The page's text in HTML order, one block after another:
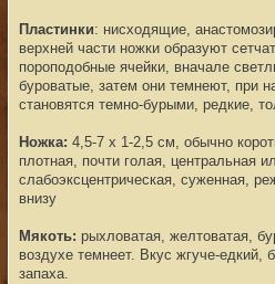
Пластинки: нисходящие,
верхней части ножки образуют
пороподобные ячейки, вначале
буроватые, затем они темнеют, при
становятся темно-бурыми, редкие,
Ножка: 4,5-7 х 1-2,5 см , обычно
плотная, почти голая, центральная
слабоэксцентрическая, суженная,
внизу
Мякоть: рыхловатая, желтоватая,
воздухе темнеет. Вкус жгуче-едкий,
запаха.